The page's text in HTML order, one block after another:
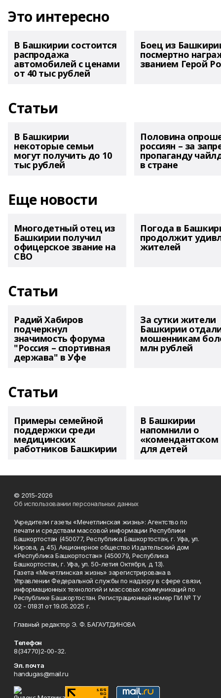
Это интересно
В Башкирии состоится
распродажа
автомобилей с ценами
от 40 тыс рублей
Боец из
посмертно
званием Герой
Статьи
В Башкирии
некоторые семьи
могут получить до 10
тыс рублей
Половина
россиян – за
пропаганду
в стране
Еще новости
Многодетный отец из
Башкирии получил
офицерское звание на
СВО
Погода в
продолжит
жителей
Статьи
Радий Хабиров
подчеркнул
значимость форума
"Россия – спортивная
держава" в Уфе
За сутки жители
Башкирии
мошенникам
млн рублей
Статьи
Примеры семейной
поддержки среди
медицинских
работников Башкирии
В Башкирии
напомнили о
«комендантском
для детей
© 2015-2026
Об использовании персональных данных
Учредители газеты «Мечетлинская жизнь»: Агентство по
печати и средствам массовой информации Республики
Башкортостан (450077, Республика Башкортостан, г. Уфа, ул.
Кирова, д. 45). Акционерное общество Издательский дом
«Республика Башкортостан» (450079, Республика
Башкортостан, г. Уфа, ул. 50-летия Октября, д. 13).
Газета «Мечетлинская жизнь» зарегистрирована в
Управлении Федеральной службы по надзору в сфере связи,
информационных технологий и массовых коммуникаций по
Республике Башкортостан. Регистрационный номер ПИ № ТУ
02 - 01831 от 19.05.2025 г.
Главный редактор Э. Ф. БАГАУТДИНОВА
Телефон
8(34770)2-00-32.
Эл. почта
handugas@mail.ru